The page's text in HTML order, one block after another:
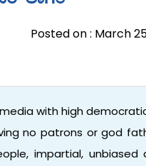
Posted on : March
with high
no patrons or god
impartial, unbiased